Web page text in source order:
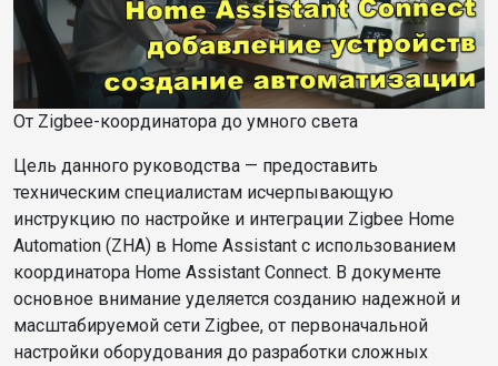
От Zigbee-координатора до умного света
Цель данного руководства — предоставить
техническим специалистам исчерпывающую
инструкцию по настройке и интеграции Zigbee Home
Automation (ZHA) в Home Assistant с использованием
координатора Home Assistant Connect. В документе
основное внимание уделяется созданию надежной и
масштабируемой сети Zigbee, от первоначальной
настройки оборудования до разработки сложных